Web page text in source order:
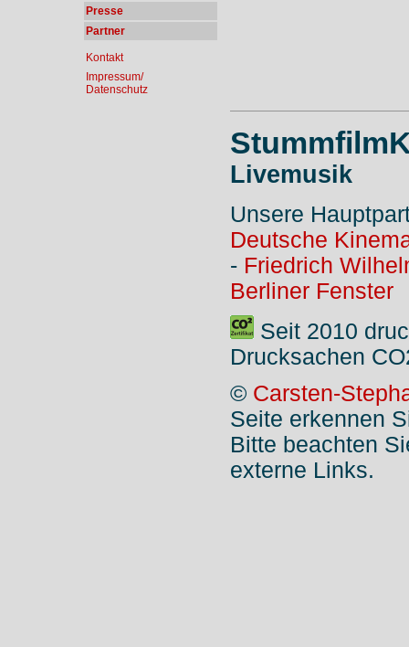
Presse
Partner
Kontakt
Impressum/
Datenschutz
Livemusik
Unsere
Deutsche
- Friedrich
Berliner Fenster
Seit 2010
Drucksachen
© Carsten-
Seite erkennen
Bitte beachten
externe Links.